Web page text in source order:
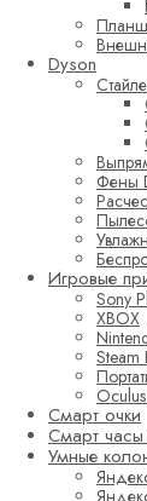
Dyson
Фены
Игровые
Sony
XBOX
Steam
Смарт очки
Смарт
Умные